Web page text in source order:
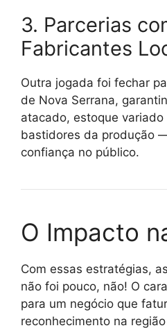
3. Parcerias
Fabricantes
Outra jogada foi fechar
de Nova Serrana,
atacado, estoque
bastidores da produção
confiança no público.
O Impacto
Com essas estratégias,
não foi pouco, não! O
para um negócio que
reconhecimento na